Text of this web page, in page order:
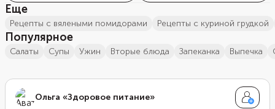
Еще
рецепты с вялеными помидорами рецепты с куриной грудкой
Популярное
салаты супы ужин вторые блюда запеканка выпечка
Ольга «Здоровое питание»